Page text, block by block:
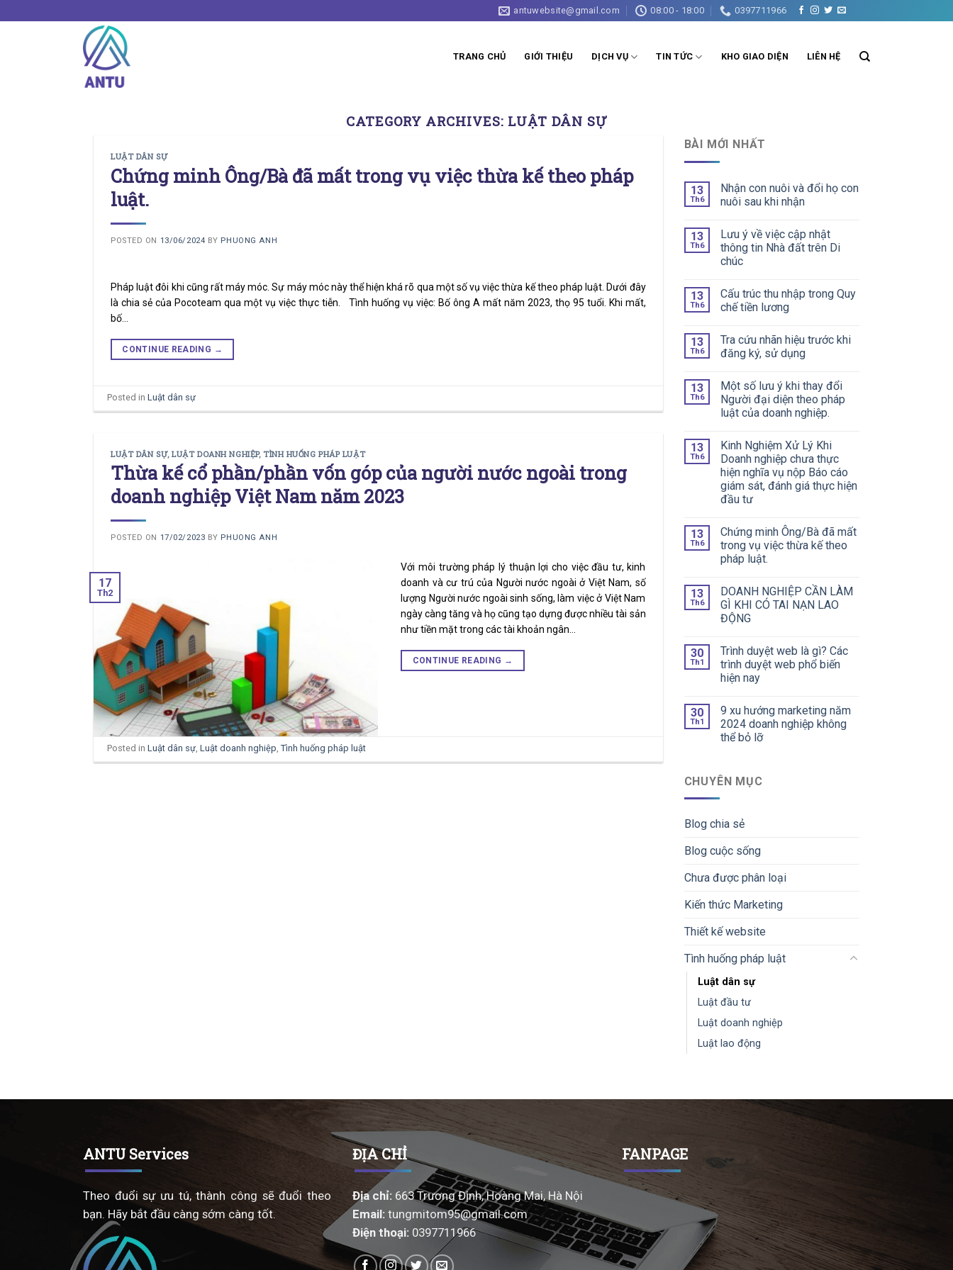
to
antuwebsite@gmail.com 08:00 - 18:00 0397711966
TRANG CHỦ GIỚI THIỆU DỊCH VỤ TIN TỨC KHO GIAO DIỆN LIÊN HỆ
CATEGORY ARCHIVES: LUẬT DÂN SỰ
LUẬT DÂN SỰ
Chứng minh Ông/Bà đã mất trong vụ việc thừa kế theo pháp
luật.
POSTED ON 13/06/2024 BY PHUONG ANH
Pháp luật đôi khi cũng rất máy móc. Sự máy móc này thể hiện khá rõ qua một số vụ việc thừa kế theo pháp luật. Dưới đây
là chia sẻ của Pocoteam qua một vụ việc thực tiễn. Tình huống vụ việc: Bố ông A mất năm 2023, thọ 95 tuổi. Khi mất,
bố…
CONTINUE READING →
Posted inLuật dân sự
LUẬT DÂN SỰ,LUẬT DOANH NGHIỆP, TÌNH HUỐNG PHÁP LUẬT
Thừa kế cổ phần/phần vốn góp của người nước ngoài trong
doanh nghiệp Việt Nam năm 2023
POSTED ON 17/02/2023 BY PHUONG ANH
17
Th2
Với môi trường pháp lý thuận lợi cho việc đầu tư, kinh
doanh và cư trú của Người nước ngoài ở Việt Nam, số
lượng Người nước ngoài sinh sống, làm việc ở Việt Nam
ngày càng tăng và họ cũng tạo dựng được nhiều tài sản
như tiền mặt trong các tài khoản ngân…
CONTINUE READING →
Posted inLuật dân sự,Luật doanh nghiệp,Tình huống pháp luật
BÀI MỚI NHẤT
13
Th6
Nhận con nuôi và đổi họ con
nuôi sau khi nhận
13
Th6
Lưu ý về việc cập nhật
thông tin Nhà đất trên Di
chúc
13
Th6
Cấu trúc thu nhập trong Quy
chế tiền lương
13
Th6
Tra cứu nhãn hiệu trước khi
đăng ký, sử dụng
13
Th6
Một số lưu ý khi thay đổi
Người đại diện theo pháp
luật của doanh nghiệp.
13
Th6
Kinh Nghiệm Xử Lý Khi
Doanh nghiệp chưa thực
hiện nghĩa vụ nộp Báo cáo
giám sát, đánh giá thực hiện
đầu tư
13
Th6
Chứng minh Ông/Bà đã mất
trong vụ việc thừa kế theo
pháp luật.
13
Th6
DOANH NGHIỆP CẦN LÀM
GÌ KHI CÓ TAI NẠN LAO
ĐỘNG
30
Th1
Trình duyệt web là gì? Các
trình duyệt web phổ biến
hiện nay
30
Th1
9 xu hướng marketing năm
2024 doanh nghiệp không
thể bỏ lỡ
CHUYÊN MỤC
Blog chia sẻ
Blog cuộc sống
Chưa được phân loại
Kiến thức Marketing
Thiết kế website
Tình huống pháp luật
Luật dân sự
Luật đầu tư
Luật doanh nghiệp
Luật lao động
ANTU Services
Theo đuổi sự ưu tú, thành công sẽ đuổi theo
bạn. Hãy bắt đầu càng sớm càng tốt.
ĐỊA CHỈ
Địa chỉ:663 Trương Định, Hoàng Mai, Hà Nội
Email:tungmitom95@gmail.com
Điện thoại:0397711966
FANPAGE